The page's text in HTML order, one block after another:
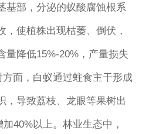
基部，分泌的蚁酸腐蚀根系
，使植株出现枯萎、倒伏，
量降低15%-20%，产量损失
面，白蚁通过蛀食主干形成
，导致荔枝、龙眼等果树出
40%以上。林业生态中，